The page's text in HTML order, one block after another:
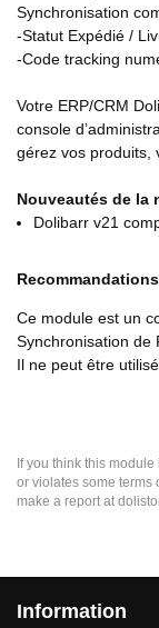
Synchronisation
-Statut Expédié /
-Code tracking
Votre ERP/CRM
console
gérez vos produits,
Nouveautés de la
Dolibarr v21
Recommandations
Ce module est un
Synchronisation de
Il ne peut être
If you think this
or violates some terms
make a report at
Information